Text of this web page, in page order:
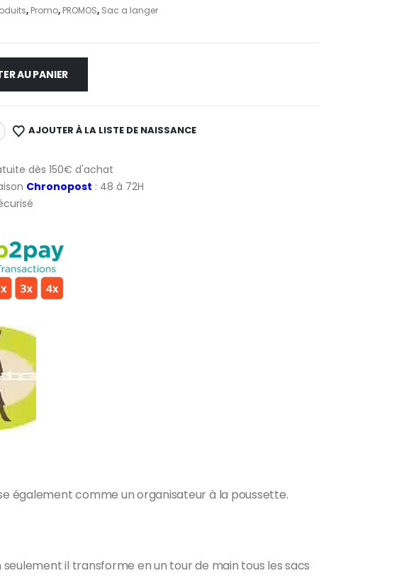
, Promo, PROMOS, Sac a langer
AU PANIER
AJOUTER À LA LISTE DE NAISSANCE
dès 150€ d'achat
Chronopost : 48 à 72H
également comme un organisateur à la poussette.
il transforme en un tour de main tous les sacs